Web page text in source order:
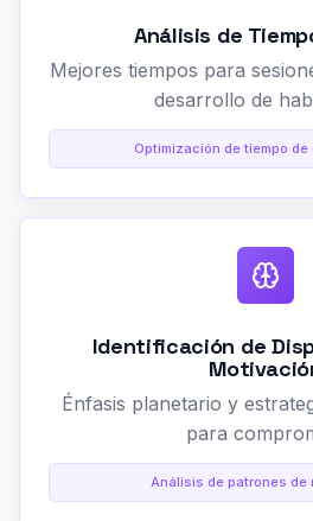
Análisis de
Mejores tiempos para
desarrollo de
Optimización de tiempo
Identificación de
Énfasis planetario y
para
Análisis de patrones de